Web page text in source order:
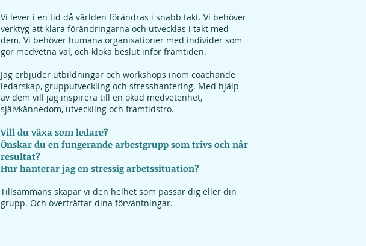
Vi lever i en tid då världen förändras i snabb takt. Vi behöver
verktyg att klara förändringarna och utvecklas i takt med
dem. Vi behöver humana organisationer med individer som
gör medvetna val, och kloka beslut inför framtiden.
Jag erbjuder utbildningar och workshops inom coachande
ledarskap, grupputveckling och stresshantering. Med hjälp
av dem vill jag inspirera till en ökad medvetenhet,
självkännedom, utveckling och framtidstro.
Vill du växa som ledare?
Önskar du en fungerande arbestgrupp som trivs och når
resultat?
Hur hanterar jag en stressig arbetssituation?
Tillsammans skapar vi den helhet som passar dig eller din
grupp. Och överträffar dina förväntningar.